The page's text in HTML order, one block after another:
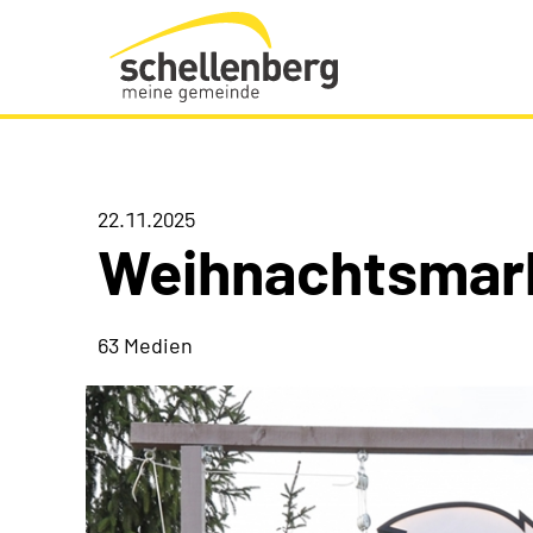
Gemeinde Schellenberg Startseite
22.11.2025
63 Medien